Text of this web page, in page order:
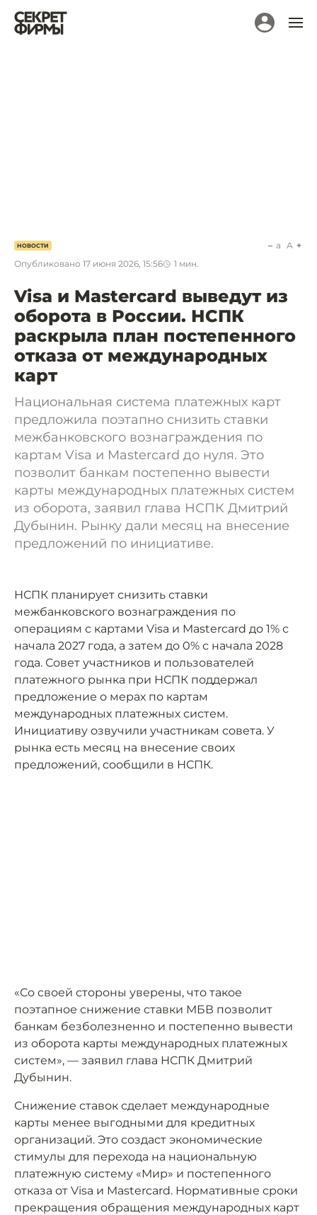
НОВОСТИ
Опубликовано 17 июня 2026, 15:56 1 мин.
a A
Visa и Mastercard выведут из
оборота в России. НСПК
раскрыла план постепенного
отказа от международных
карт
Национальная система платежных карт
предложила поэтапно снизить ставки
межбанковского вознаграждения по
картам Visa и Mastercard до нуля. Это
позволит банкам постепенно вывести
карты международных платежных систем
из оборота, заявил глава НСПК Дмитрий
Дубынин. Рынку дали месяц на внесение
предложений по инициативе.
НСПК планирует снизить ставки
межбанковского вознаграждения по
операциям с картами Visa и Mastercard до 1% с
начала 2027 года, а затем до 0% с начала 2028
года. Совет участников и пользователей
платежного рынка при НСПК поддержал
предложение о мерах по картам
международных платежных систем.
Инициативу озвучили участникам совета. У
рынка есть месяц на внесение своих
предложений, сообщили в НСПК.
«Со своей стороны уверены, что такое
поэтапное снижение ставки МБВ позволит
банкам безболезненно и постепенно вывести
из оборота карты международных платежных
систем», — заявил глава НСПК Дмитрий
Дубынин.
Снижение ставок сделает международные
карты менее выгодными для кредитных
организаций. Это создаст экономические
стимулы для перехода на национальную
платежную систему «Мир» и постепенного
отказа от Visa и Mastercard. Нормативные сроки
прекращения обращения международных карт